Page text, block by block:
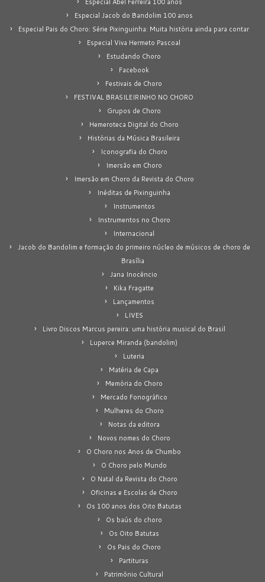
Especial Jacob do Bandolim 100 anos
Especial Pais do Choro: Série Pixinguinha: Muita história ainda para contar
Especial Viva Hermeto Pascoal
Estudando Choro
Facebook
Festivais de Choro
FESTIVAL BRASILEIRINHO NO CHORO
Grupos de Choro
Hemeroteca Digital do Choro
Histórias da Música Brasileira
Iconografia do Choro
Imersão em Choro
Imersão em Choro da Revista do Choro
Inéditas de Pixinguinha
Instrumentos
Instrumentos no Choro
Internacional
Jacob do Bandolim e formação do primeiro núcleo de músicos de choro de
Brasília
Jana Inocêncio
Kika Fragatte
Lançamentos
LIVES
Livro Discos Marcus pereira: uma história musical do Brasil
Luperce Miranda (bandolim)
Luteria
Matéria de Capa
Memória do Choro
Mercado Fonográfico
Mulheres do Choro
Notas da editora
Novos nomes do Choro
O Choro nos Anos de Chumbo
O Choro pelo Mundo
O Natal da Revista do Choro
Oficinas e Escolas de Choro
Os 100 anos dos Oito Batutas
Os baús do choro
Os Oito Batutas
Os Pais do Choro
Partituras
Patrimônio Cultural